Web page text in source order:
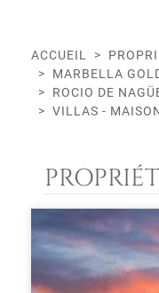
ACCUEIL
MARBELLA
ROCIO DE
VILLAS -